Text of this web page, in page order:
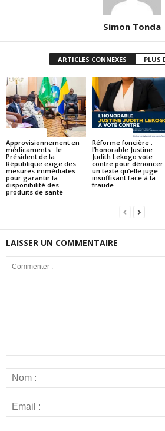
Simon Tonda
ARTICLES CONNEXES PLUS
Approvisionnement en
médicaments : le
Président de la
République exige des
mesures immédiates
pour garantir la
disponibilité des
produits de santé
Réforme foncière :
l’honorable Justine
Judith Lekogo vote
contre pour dénoncer
un texte qu’elle juge
insuffisant face à la
fraude
LAISSER UN COMMENTAIRE